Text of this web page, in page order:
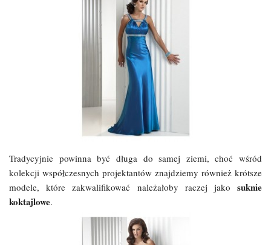
Tradycyjnie powinna być długa do samej ziemi, choć wśród
kolekcji współczesnych projektantów znajdziemy również krótsze
modele, które zakwalifikować należałoby raczej jako suknie
koktajlowe.